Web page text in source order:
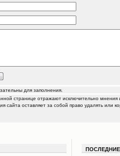
для заполнения.
странице отражают исключительно мнения
сайта оставляет за собой право удалять или